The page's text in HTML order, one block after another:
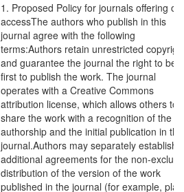
1. Proposed Policy for journals offering
accessThe authors who publish in this
journal agree with the following
terms:Authors retain unrestricted
and guarantee the journal the right to be
first to publish the work. The journal
operates with a Creative Commons
attribution license, which allows others to
share the work with a recognition of the
authorship and the initial publication in this
journal.Authors may separately establish
additional agreements for the non-
distribution of the version of the work
published in the journal (for example,